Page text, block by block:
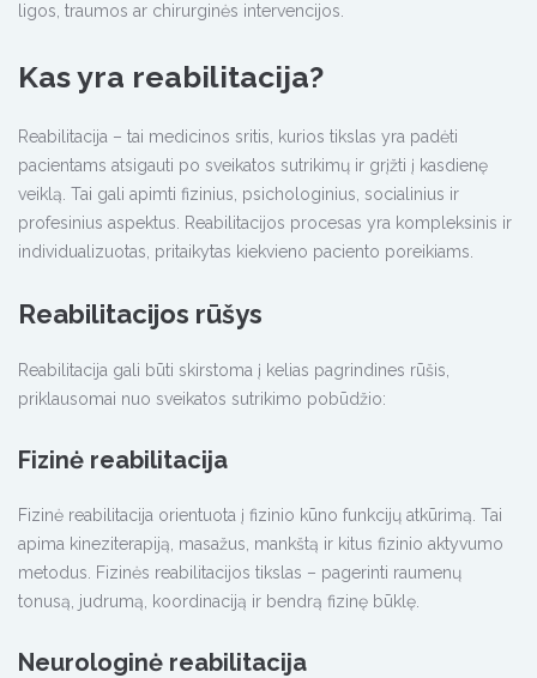
ligos, traumos ar chirurginės intervencijos.
Kas yra reabilitacija?
Reabilitacija – tai medicinos sritis, kurios tikslas yra padėti
pacientams atsigauti po sveikatos sutrikimų ir grįžti į kasdienę
veiklą. Tai gali apimti fizinius, psichologinius, socialinius ir
profesinius aspektus. Reabilitacijos procesas yra kompleksinis ir
individualizuotas, pritaikytas kiekvieno paciento poreikiams.
Reabilitacijos rūšys
Reabilitacija gali būti skirstoma į kelias pagrindines rūšis,
priklausomai nuo sveikatos sutrikimo pobūdžio:
Fizinė reabilitacija
Fizinė reabilitacija orientuota į fizinio kūno funkcijų atkūrimą. Tai
apima kineziterapiją, masažus, mankštą ir kitus fizinio aktyvumo
metodus. Fizinės reabilitacijos tikslas – pagerinti raumenų
tonusą, judrumą, koordinaciją ir bendrą fizinę būklę.
Neurologinė reabilitacija